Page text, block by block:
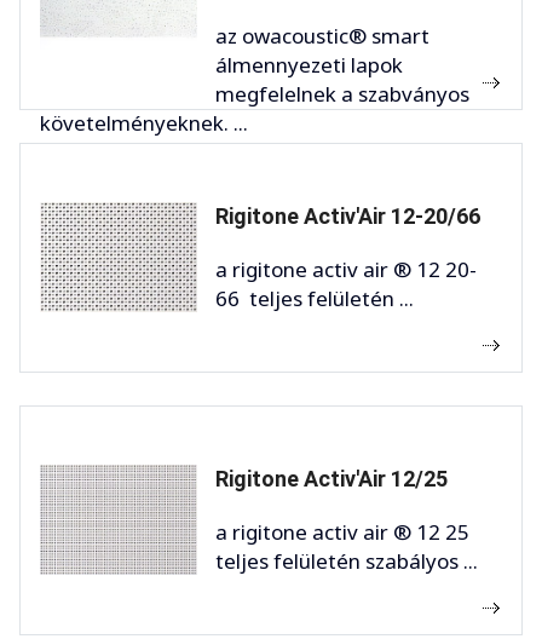
az owacoustic® smart
álmennyezeti lapok
megfelelnek a szabványos
követelményeknek. ...
Rigitone Activ'Air 12-20/66
a rigitone activ air ® 12 20-
66 teljes felületén ...
Rigitone Activ'Air 12/25
a rigitone activ air ® 12 25
teljes felületén szabályos ...